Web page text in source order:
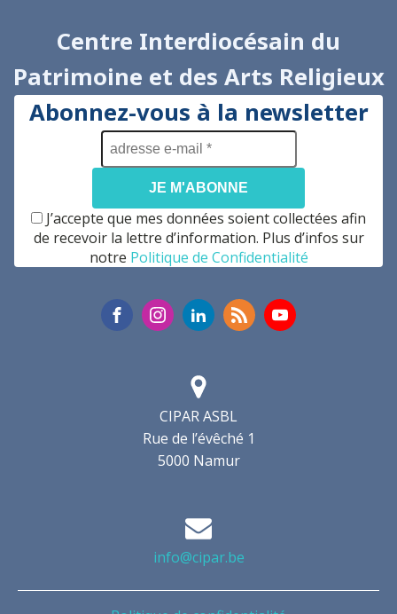
Centre Interdiocésain du
Patrimoine et des Arts Religieux
CIPAR ASBL
Rue de l’évêché 1
5000 Namur
info@cipar.be
Abonnez-vous à la newsletter
adresse
e-
mail
*
J’accepte que mes données soient collectées afin
de recevoir la lettre d’information. Plus d’infos sur
notre Politique de Confidentialité